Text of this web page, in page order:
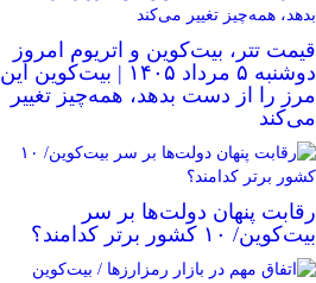
قیمت تتر، بیت‌کوین و اتریوم امروز
دوشنبه ۵ مرداد ۱۴۰۵ | بیت‌کوین این
مرز را از دست بدهد، همه‌چیز تغییر
می‌کند
رقابت پنهان دولت‌ها بر سر
بیت‌کوین/ ۱۰ کشور برتر کدامند؟